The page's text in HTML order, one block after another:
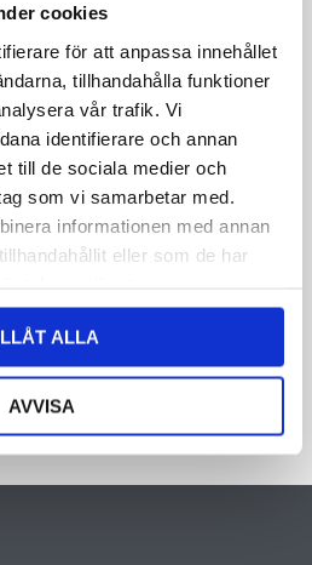
cookies
för att anpassa innehållet
tillhandahålla funktioner
vår trafik. Vi
identifierare och annan
till de sociala medier och
som vi samarbetar med.
informationen med annan
eller som de har
ALLA
AVVISA
godkänner du att vi sparar
om hur vi behandlar dina